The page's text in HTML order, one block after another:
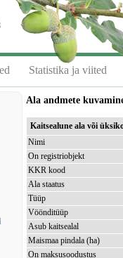
Statistika ja viited
Ala andmete
Kaitsealune ala või
Nimi
On registriobjekt
KKR kood
Ala staatus
Tüüp
Vöönditüüp
Asub kaitsealal
Maismaa pindala (ha)
On maksusoodustus